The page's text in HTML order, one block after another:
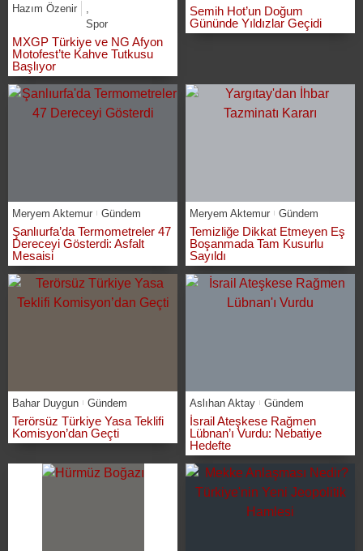
Hazım Özenir
Spor
MXGP Türkiye ve NG Afyon
Motofest’te Kahve Tutkusu
Başlıyor
Semih Hot’un Doğum
Gününde Yıldızlar Geçidi
Meryem Aktemur Gündem
Şanlıurfa’da Termometreler 47
Dereceyi Gösterdi: Asfalt
Mesaisi
Meryem Aktemur Gündem
Temizliğe Dikkat Etmeyen Eş
Boşanmada Tam Kusurlu
Sayıldı
Bahar Duygun Gündem
Terörsüz Türkiye Yasa Teklifi
Komisyon’dan Geçti
Aslıhan Aktay Gündem
İsrail Ateşkese Rağmen
Lübnan’ı Vurdu: Nebatiye
Hedefte